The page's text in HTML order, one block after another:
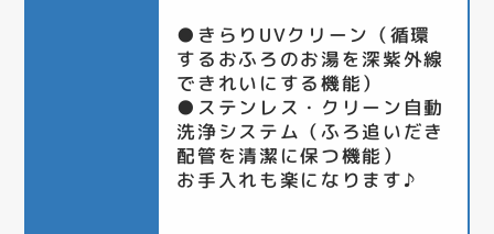
●きらりUVクリーン（循環
するおふろのお湯を深紫外線
できれいにする機能）
●ステンレス・クリーン自動
洗浄システム（ふろ追いだき
配管を清潔に保つ機能）
お手入れも楽になります♪